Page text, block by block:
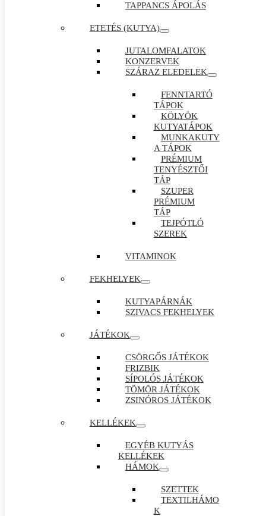
TAPPANCS ÁPOLÁS
ETETÉS (KUTYA)
JUTALOMFALATOK
KONZERVEK
SZÁRAZ ELEDELEK
FENNTARTÓ
TÁPOK
KÖLYÖK
KUTYATÁPOK
MUNKAKUTY
A TÁPOK
PRÉMIUM
TENYÉSZTŐI
TÁP
SZUPER
PRÉMIUM
TÁP
TEJPÓTLÓ
SZEREK
VITAMINOK
FEKHELYEK
KUTYAPÁRNÁK
SZIVACS FEKHELYEK
JÁTÉKOK
CSÖRGŐS JÁTÉKOK
FRIZBIK
SÍPOLÓS JÁTÉKOK
TÖMÖR JÁTÉKOK
ZSINÓROS JÁTÉKOK
KELLÉKEK
EGYÉB KUTYÁS
KELLÉKEK
HÁMOK
SZETTEK
TEXTILHÁMO
K